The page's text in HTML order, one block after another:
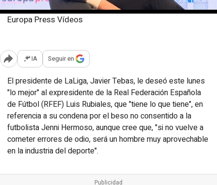
Europa Press Vídeos
Abrir opciones para compartir
IA Seguir en
El presidente de LaLiga, Javier Tebas, le deseó este lunes
"lo mejor" al expresidente de la Real Federación Española
de Fútbol (RFEF) Luis Rubiales, que "tiene lo que tiene", en
referencia a su condena por el beso no consentido a la
futbolista Jenni Hermoso, aunque cree que, "si no vuelve a
cometer errores de odio, será un hombre muy aprovechable
en la industria del deporte".